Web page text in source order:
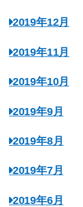
2019年12月
2019年11月
2019年10月
2019年9月
2019年8月
2019年7月
2019年6月